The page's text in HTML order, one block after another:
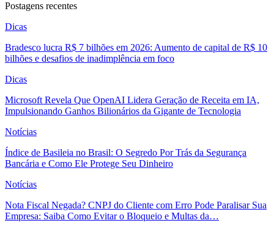
Postagens recentes
Dicas
Bradesco lucra R$ 7 bilhões em 2026: Aumento de capital de R$ 10
bilhões e desafios de inadimplência em foco
Dicas
Microsoft Revela Que OpenAI Lidera Geração de Receita em IA,
Impulsionando Ganhos Bilionários da Gigante de Tecnologia
Notícias
Índice de Basileia no Brasil: O Segredo Por Trás da Segurança
Bancária e Como Ele Protege Seu Dinheiro
Notícias
Nota Fiscal Negada? CNPJ do Cliente com Erro Pode Paralisar Sua
Empresa: Saiba Como Evitar o Bloqueio e Multas da…